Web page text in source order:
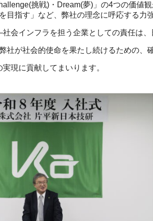
挑戦)・Dream(夢)」の4つの価値
指す」など、弊社の理念に呼応する力
インフラを担う企業としての責任は、
が社会的使命を果たし続けるための、
現に貢献してまいります。